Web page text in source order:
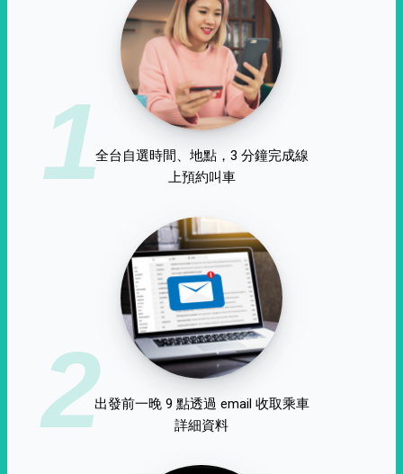
1全台自選時間、地點，3 分鐘完成線
上預約叫車
2出發前一晚 9 點透過 email 收取乘車
詳細資料